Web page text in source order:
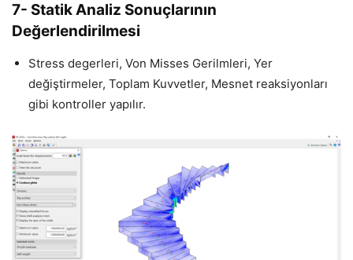
7- Statik Analiz Sonuçlarının
Değerlendirilmesi
Stress degerleri, Von Misses Gerilmleri, Yer
değiştirmeler, Toplam Kuvvetler, Mesnet reaksiyonları
gibi kontroller yapılır.